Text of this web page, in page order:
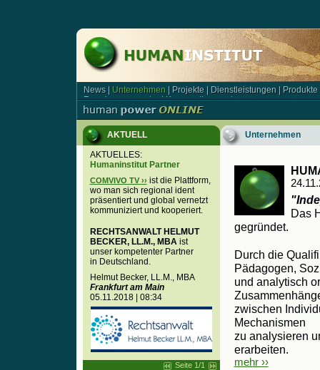
News | Unternehmen | Projekte | Dienstleistungen |
Forschungsagentur | Kooperationspartner
News| Unternehmen| Projekte| Dienstleistungen| Produkte
Forschungsagentur|Kooperationspartner
AKTUELL
Unternehmen
AKTUELLES:
Humaninstitut Partner
COMVIVO TV ›› ist die Plattform,
wo man sich regional ident
präsentiert und global vernetzt
kommuniziert und kooperiert.
RECHTSANWALT HELMUT
BECKER, LL.M., MBAist
unser kompetenter Partner
in Deutschland.
Helmut Becker, LL.M., MBA
Frankfurt am Main
05.11.2018 | 08:34
Seite 1/1
Das
gegründet.
Durch die
Pädagogen,
und analytisch
zwischen
Mechanismen
zu analysieren
erarbeiten.
mehr ››